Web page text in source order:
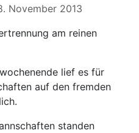
November 2013
am reinen
lief es für
auf den fremden
standen